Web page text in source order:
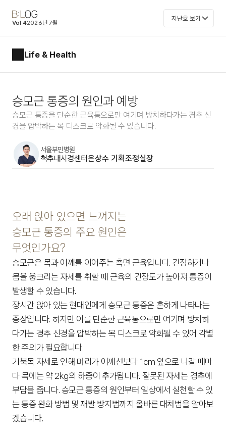
Life & Health
승모근 통증의 원인과 예방
승모근 통증을 단순한 근육통으로만 여기며 방치하다가는 경추 신
경을 압박하는 목 디스크로 악화될 수 있습니다.
서울부민병원
척추내시경센터은상수 기획조정실장
오래 앉아 있으면 느껴지는
승모근 통증의 주요 원인은
무엇인가요?
승모근은 목과 어깨를 이어주는 측면 근육입니다. 긴장하거나
몸을 웅크리는 자세를 취할 때 근육의 긴장도가 높아져 통증이
발생할 수 있습니다.
장시간 앉아 있는 현대인에게 승모근 통증은 흔하게 나타나는
증상입니다. 하지만 이를 단순한 근육통으로만 여기며 방치하
다가는 경추 신경을 압박하는 목 디스크로 악화될 수 있어 각별
한 주의가 필요합니다.
거북목 자세로 인해 머리가 어깨선보다 1cm 앞으로 나갈 때마
다 목에는 약 2kg의 하중이 추가됩니다. 잘못된 자세는 경추에
부담을 줍니다. 승모근 통증의 원인부터 일상에서 실천할 수 있
는 통증 완화 방법 및 재발 방지법까지 올바른 대처법을 알아보
겠습니다.
Vol 42026년 7월
지난호 보기